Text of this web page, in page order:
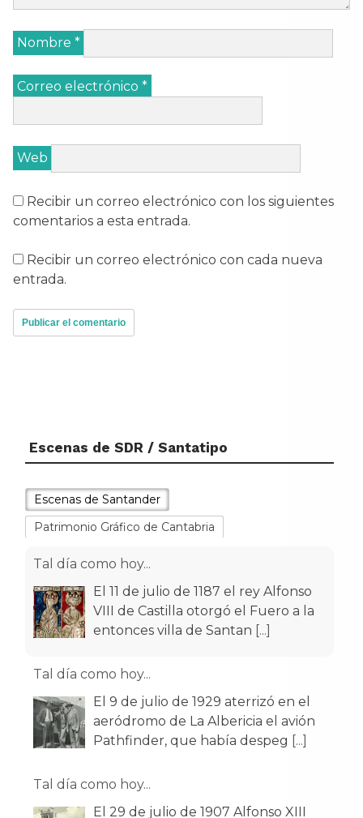
Nombre *
Correo electrónico *
Web
Recibir un correo electrónico con los siguientes
comentarios a esta entrada.
Recibir un correo electrónico con cada nueva
entrada.
Escenas de SDR / Santatipo
Escenas de Santander
Patrimonio Gráfico de Cantabria
Tal día como hoy...
El 11 de julio de 1187 el rey Alfonso
entonces villa de Santan[...]
El 9 de julio de 1929 aterrizó en el
Pathfinder, que había despeg [...]
El 29 de julio de 1907 Alfonso XIII